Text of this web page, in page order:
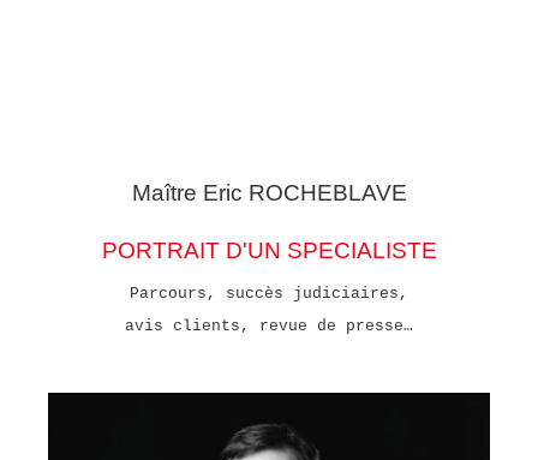
Maître Eric ROCHEBLAVE
PORTRAIT D'UN SPECIALISTE
Parcours, succès judiciaires,
avis clients, revue de presse…